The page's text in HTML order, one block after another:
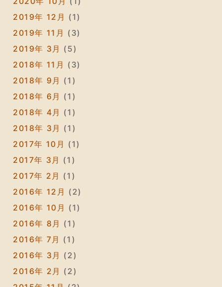
2019年 12月 (1)
2019年 11月 (3)
2019年 3月 (5)
2018年 11月 (3)
2018年 9月 (1)
2018年 6月 (1)
2018年 4月 (1)
2018年 3月 (1)
2017年 10月 (1)
2017年 3月 (1)
2017年 2月 (1)
2016年 12月 (2)
2016年 10月 (1)
2016年 8月 (1)
2016年 7月 (1)
2016年 3月 (2)
2016年 2月 (2)